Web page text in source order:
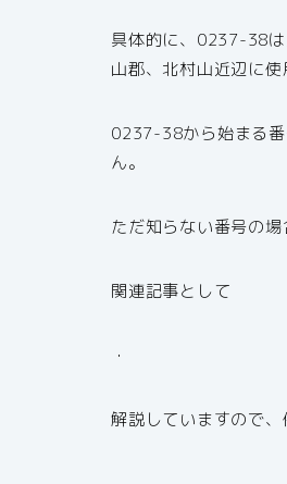
具体的に、0237-38
山郡、北村山近辺に使
0237-38から始まる番
ん。
ただ知らない番号の
関連記事として
・
解説していますので